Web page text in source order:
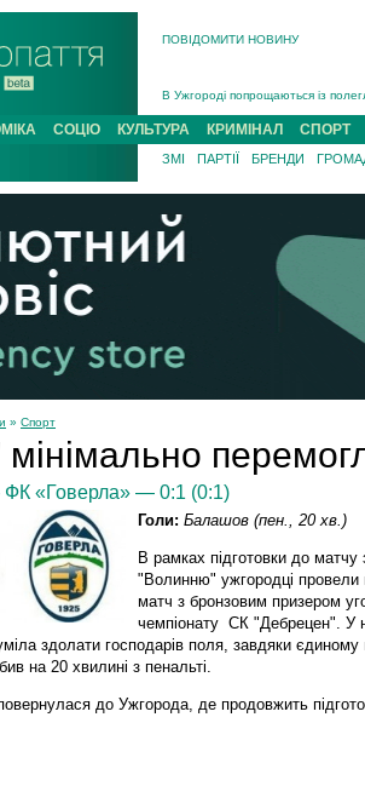
ПОВІДОМИТИ НОВИНУ
В Ужгороді попрощаються із
В Ужгороді 5 серпня
Підтвердили загибель
На війні з рф поліг військовий з
На Хустщині внаслідок ДТП за
Інструктора районного ТЦК на
СОЦІО КУЛЬТУРА КРИМІНАЛ СПОРТ
ЗМІ ПАРТІЇ БРЕНДИ
» Спорт
мінімально
«Говерла» — 0:1 (0:1)
Голи: Балашов (пен., 20 хв.)
В рамках підготовки до
"Волинню" ужгородці провели
матч з бронзовим призером
чемпіонату СК "Дебрецен". У
здолати господарів поля, завдяки єдиному
на 20 хвилині з пенальті.
до Ужгорода, де продовжить